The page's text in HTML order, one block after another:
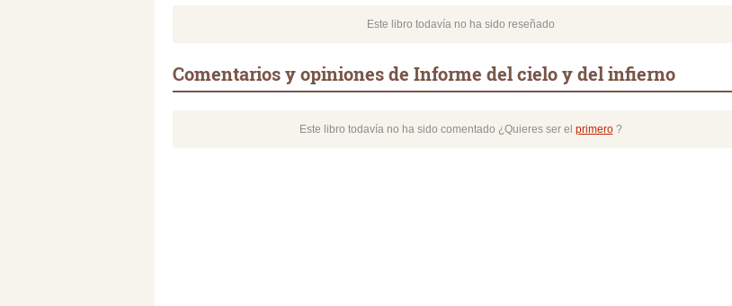
Este libro todavía no ha sido reseñado
Comentarios y opiniones de Informe del cielo y del infierno
Este libro todavía no ha sido comentado ¿Quieres ser el primero?